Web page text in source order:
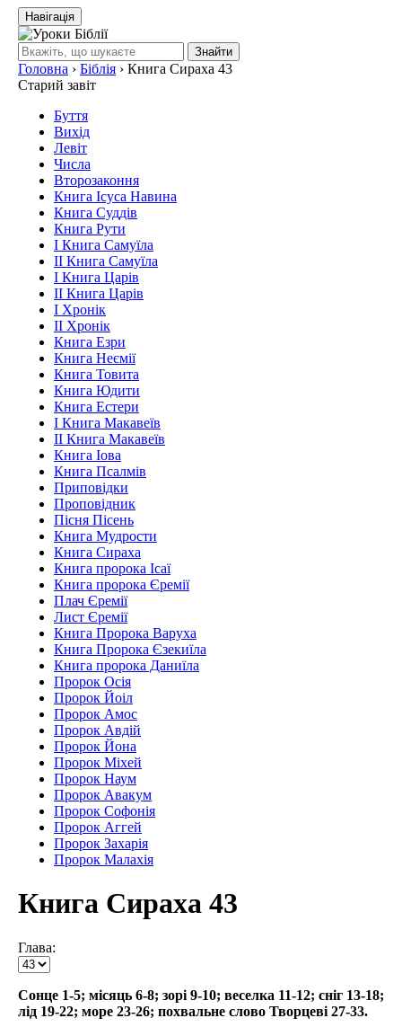
Навігація
Знайти
Головна › Біблія › Книга Сираха 43
Старий завіт
Буття
Вихід
Левіт
Числа
Второзаконня
Книга Ісуса Навина
Книга Суддів
Книга Рути
І Книга Самуїла
ІІ Книга Самуїла
І Книга Царів
ІІ Книга Царів
І Хронік
ІІ Хронік
Книга Езри
Книга Неємії
Книга Товита
Книга Юдити
Книга Естери
І Книга Макавеїв
ІІ Книга Макавеїв
Книга Іова
Книга Псалмів
Приповідки
Проповідник
Пісня Пісень
Книга Мудрости
Книга Сираха
Книга пророка Ісаї
Книга пророка Єремії
Плач Єремії
Лист Єремії
Книга Пророка Варуха
Книга Пророка Єзекиїла
Книга пророка Даниїла
Пророк Осія
Пророк Йоіл
Пророк Амос
Пророк Авдій
Пророк Йона
Пророк Міхей
Пророк Наум
Пророк Авакум
Пророк Софонія
Пророк Аггей
Пророк Захарія
Пророк Малахія
Книга Сираха 43
Глава:
Сонце 1-5; місяць 6-8; зорі 9-10; веселка 11-12; сніг 13-18;
лід 19-22; море 23-26; похвальне слово Творцеві 27-33.